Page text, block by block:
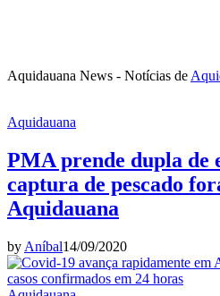
Aquidauana News - Notícias de
Aquidauana
PMA prende dupla de
captura de pescado
Aquidauana
by Aníbal14/09/2020